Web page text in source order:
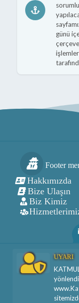
günü
Footer
Hakkımızda
Bize Ulaşın
Biz Kimiz
UYARI